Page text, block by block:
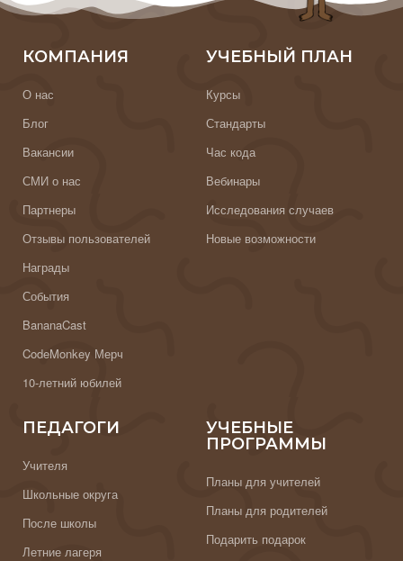
КОМПАНИЯ
О нас
Блог
Вакансии
СМИ о нас
Партнеры
Отзывы пользователей
Награды
События
BananaCast
CodeMonkey Мерч
10-летний юбилей
УЧЕБНЫЙ ПЛАН
Курсы
Стандарты
Час кода
Вебинары
Исследования случаев
Новые возможности
ПЕДАГОГИ
Учителя
Школьные округа
После школы
Летние лагеря
УЧЕБНЫЕ
ПРОГРАММЫ
Планы для учителей
Планы для родителей
Подарить подарок